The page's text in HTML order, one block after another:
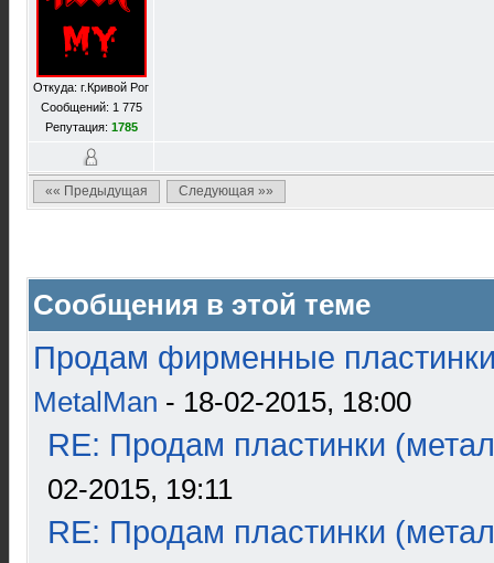
Откуда: г.Кривой Рог
Сообщений: 1 775
Репутация: 1785
«« Предыдущая Следующая »»
Сообщения в этой теме
Продам фирменные
MetalMan - 18-02-2015, 18:00
RE: Продам пластинки
02-2015, 19:11
RE: Продам пластинки